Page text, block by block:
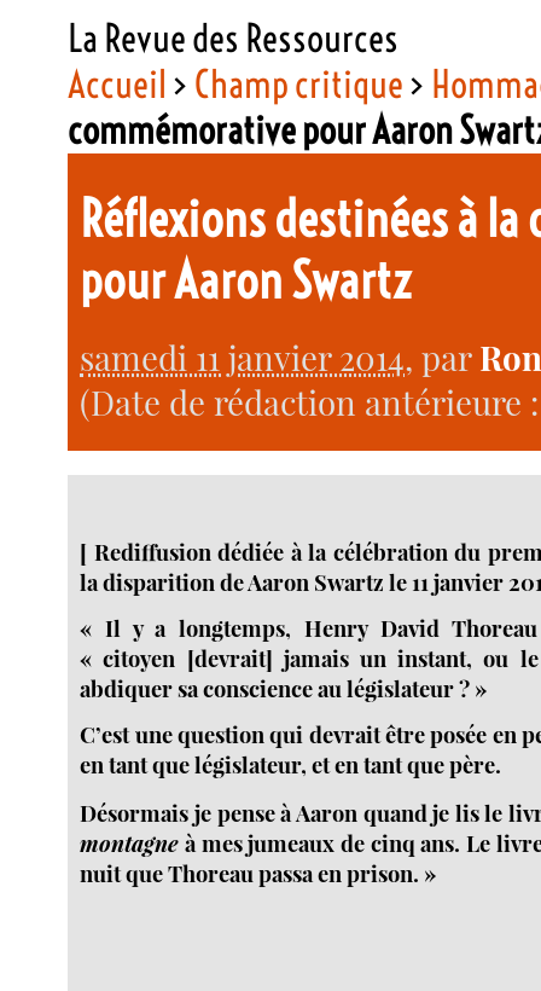
La Revue des Ressources
Accueil > Champ critique>
commémorative pour Aaron
Réflexions destinées à
pour Aaron Swartz
samedi 11 janvier 2014, par
(Date de rédaction antérieure
[ Rediffusion dédiée à la célébration du
la disparition de Aaron Swartz le 11 janvier
« Il y a longtemps, Henry David
« citoyen [devrait] jamais un instant, ou
abdiquer sa conscience au législateur ? »
C’est une question qui devrait être posée en
en tant que législateur, et en tant que père.
Désormais je pense à Aaron quand je lis le
montagne à mes jumeaux de cinq ans. Le
nuit que Thoreau passa en prison. »